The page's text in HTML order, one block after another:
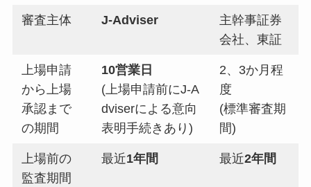
審査主体 J-Adviser
主幹事証券
会社、東証
上場申請
から上場
承認まで
の期間
10営業日
(上場申請前にJ-A
dviserによる意向
表明手続きあり)
2、3か月程
度
(標準審査期
間)
上場前の
監査期間
最近1年間 最近2年間